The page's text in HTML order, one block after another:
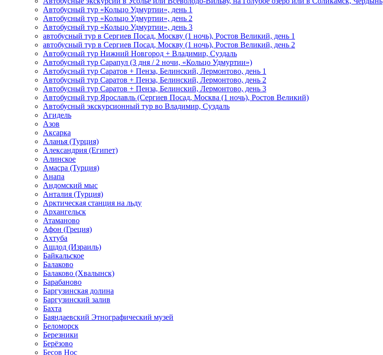
Автобусный тур «Кольцо Удмуртии», день 1
Автобусный тур «Кольцо Удмуртии», день 2
Автобусный тур «Кольцо Удмуртии», день 3
автобусный тур в Сергиев Посад, Москву (1 ночь), Ростов Великий, день 1
автобусный тур в Сергиев Посад, Москву (1 ночь), Ростов Великий, день 2
Автобусный тур Нижний Новгород + Владимир, Суздаль
Автобусный тур Сарапул (3 дня / 2 ночи, «Кольцо Удмуртии»)
Автобусный тур Саратов + Пенза, Белинский, Лермонтово, день 1
Автобусный тур Саратов + Пенза, Белинский, Лермонтово, день 2
Автобусный тур Саратов + Пенза, Белинский, Лермонтово, день 3
Автобусный тур Ярославль (Сергиев Посад, Москва (1 ночь), Ростов Великий)
Автобусный экскурсионный тур во Владимир, Суздаль
Агидель
Азов
Аксарка
Аланья (Турция)
Александрия (Египет)
Алинское
Амасра (Турция)
Анапа
Андомский мыс
Анталия (Турция)
Арктическая станция на льду
Архангельск
Атаманово
Афон (Греция)
Ахтуба
Ашдод (Израиль)
Байкальское
Балаково
Балаково (Хвалынск)
Барабаново
Баргузинская долина
Баргузинский залив
Бахта
Баяндаевский Этнографический музей
Беломорск
Березники
Берёзово
Бесов Нос